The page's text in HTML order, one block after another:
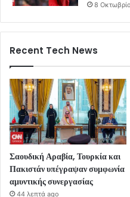
8
Recent Tech News
Σαουδική Αραβία, Τουρκία και
Πακιστάν υπέγραψαν συμφωνία
αμυντικής συνεργασίας
44 λεπτά ago